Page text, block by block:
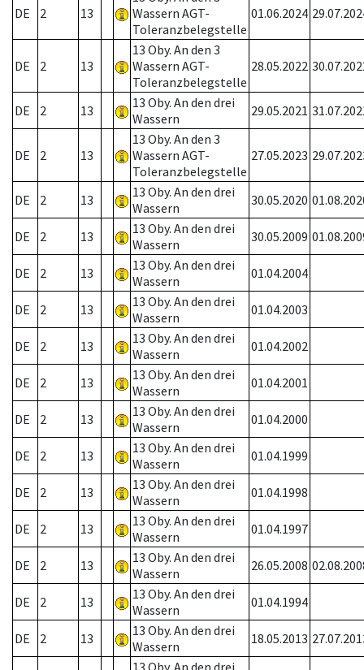
DE 2 13
Wassern AGT-
Toleranzbelegstelle
01.06.2024
DE 2 13
13 Oby. An den 3
Wassern AGT-
Toleranzbelegstelle
28.05.2022
DE 2 13
13 Oby. An den drei
Wassern
29.05.2021
DE 2 13
13 Oby. An den 3
Wassern AGT-
Toleranzbelegstelle
27.05.2023
DE 2 13
13 Oby. An den drei
Wassern
30.05.2020
DE 2 13
13 Oby. An den drei
Wassern
30.05.2009
DE 2 13
13 Oby. An den drei
Wassern
01.04.2004
DE 2 13
13 Oby. An den drei
Wassern
01.04.2003
DE 2 13
13 Oby. An den drei
Wassern
01.04.2002
DE 2 13
13 Oby. An den drei
Wassern
01.04.2001
DE 2 13
13 Oby. An den drei
Wassern
01.04.2000
DE 2 13
13 Oby. An den drei
Wassern
01.04.1999
DE 2 13
13 Oby. An den drei
Wassern
01.04.1998
DE 2 13
13 Oby. An den drei
Wassern
01.04.1997
DE 2 13
13 Oby. An den drei
Wassern
26.05.2008
DE 2 13
13 Oby. An den drei
Wassern
01.04.1994
DE 2 13
13 Oby. An den drei
Wassern
18.05.2013